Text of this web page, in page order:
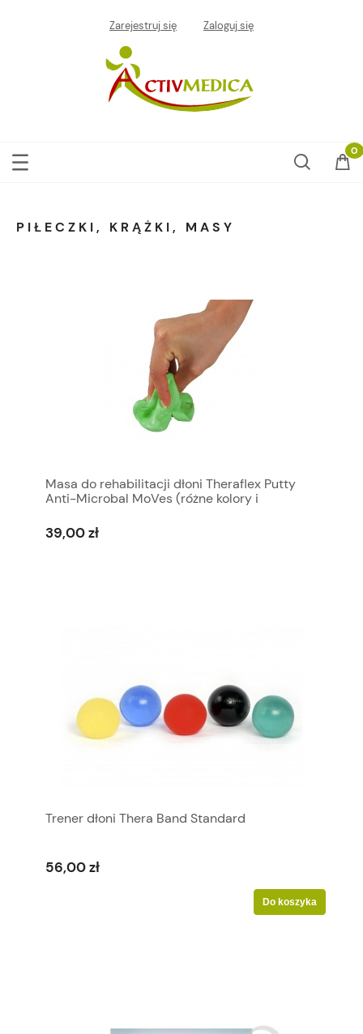
Zarejestruj się Zaloguj się
PIŁECZKI, KRĄŻKI, MASY
Masa do rehabilitacji dłoni Theraflex Putty
Anti-Microbal MoVes (różne kolory i
39,00 zł
Trener dłoni Thera Band Standard
56,00 zł
Do koszyka